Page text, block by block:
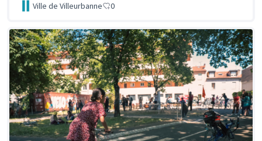
Ville de Villeurbanne 0